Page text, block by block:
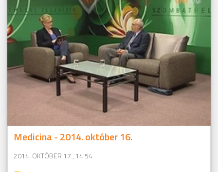
Medicina - 2014. október 16.
2014. OKTÓBER 17., 14:54